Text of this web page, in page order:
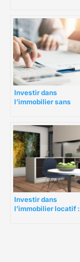
Investir dans
l’immobilier sans
Investir dans
l’immobilier locatif :